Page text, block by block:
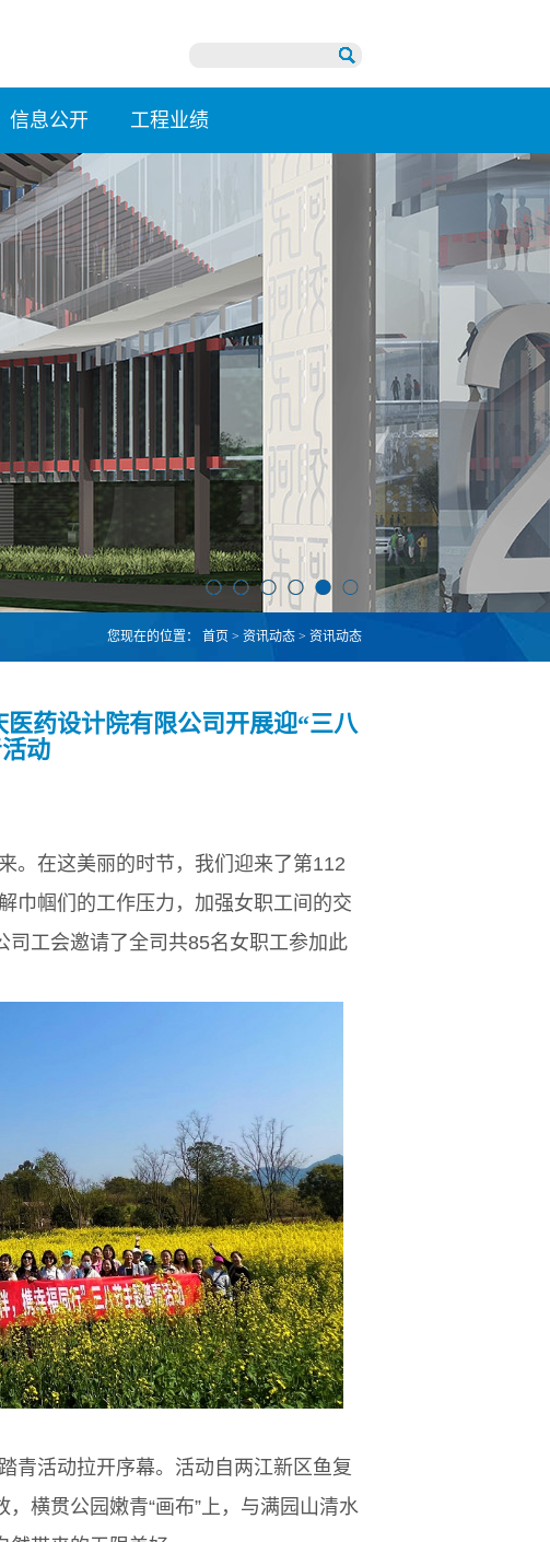
信息公开 工程业绩
您现在的位置： 首页 > 资讯动态 > 资讯动态
药设计院有限公司开展迎“三八
动
。在这美丽的时节，我们迎来了第112
巾帼们的工作压力，加强女职工间的交
工会邀请了全司共85名女职工参加此
青活动拉开序幕。活动自两江新区鱼复
横贯公园嫩青“画布”上，与满园山清水